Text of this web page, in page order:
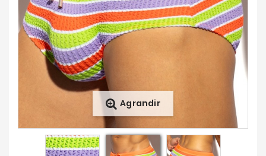
Accessoires
Chaussettes
Agrandir